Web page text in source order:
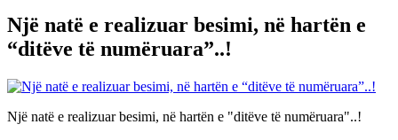
Një natë e realizuar besimi, në hartën e
“ditëve të numëruara”..!
Një natë e realizuar besimi, në hartën e "ditëve të numëruara"..!